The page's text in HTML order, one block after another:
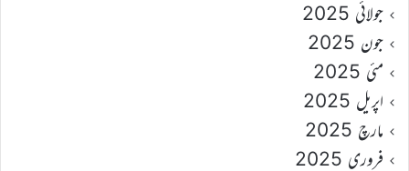
جولائی 2025
جون 2025
مئی 2025
اپریل 2025
مارچ 2025
فروری 2025